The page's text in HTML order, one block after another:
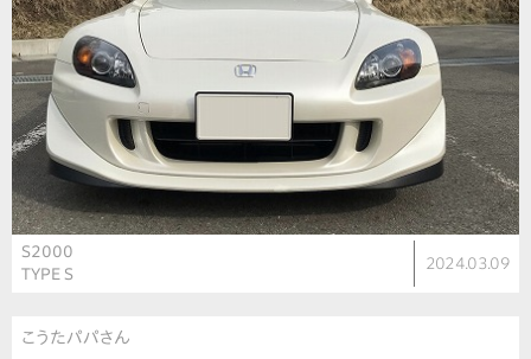
S2000
TYPE S
2024.03.09
こうたパパさん